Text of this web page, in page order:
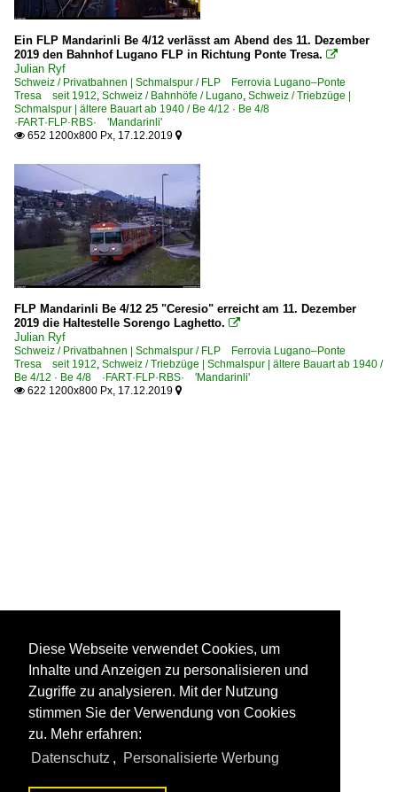
Ein FLP Mandarinli Be 4/12 verlässt am Abend des 11. Dezember
2019 den Bahnhof Lugano FLP in Richtung Ponte Tresa. 
Julian Ryf
Schweiz / Privatbahnen | Schmalspur / FLP Ferrovia Lugano–Ponte
Tresa seit 1912 Schweiz / Bahnhöfe / Lugano Schweiz / Triebzüge |
Schmalspur | ältere Bauart ab 1940 / Be 4/12 · Be 4/8
·FART·FLP·RBS· 'Mandarinli'
 652 1200x800 Px, 17.12.2019 
FLP Mandarinli Be 4/12 25 "Ceresio" erreicht am 11. Dezember
2019 die Haltestelle Sorengo Laghetto. 
Julian Ryf
Schweiz / Privatbahnen | Schmalspur / FLP Ferrovia Lugano–Ponte
Tresa seit 1912 Schweiz / Triebzüge | Schmalspur | ältere Bauart ab 1940 /
Be 4/12 · Be 4/8 ·FART·FLP·RBS· 'Mandarinli'
 622 1200x800 Px, 17.12.2019 
Diese Webseite verwendet Cookies, um
Inhalte und Anzeigen zu personalisieren und
Zugriffe zu analysieren. Mit der Nutzung
stimmen Sie der Verwendung von Cookies
zu. Mehr erfahren:
Datenschutz , Personalisierte Werbung